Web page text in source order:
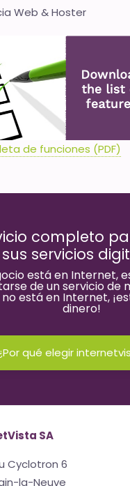
Web & Hoster
de funciones (PDF)
completo
sus servicios
está en Internet,
de un servicio de
no está en Internet,
dinero!
qué elegir
SA
Cyclotron 6
la-Neuve